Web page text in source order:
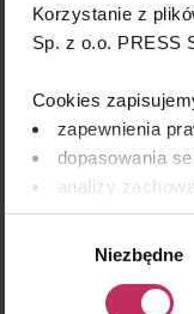
Korzystanie z
Sp. z o.o. PRESS
Cookies
zapewnienia
dopasowania
analizy
osobowych, w
Niezbędne